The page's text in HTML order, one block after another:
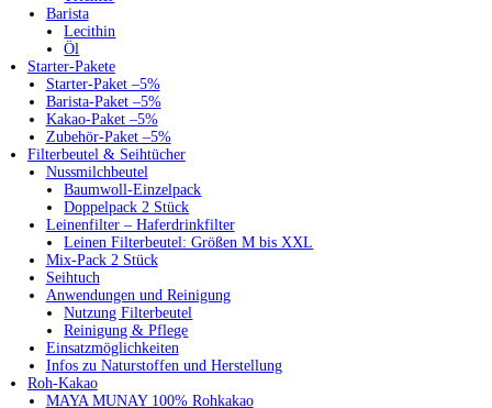
Barista
Lecithin
Öl
Starter-Pakete
Starter-Paket –5%
Barista-Paket –5%
Kakao-Paket –5%
Zubehör-Paket –5%
Filterbeutel & Seihtücher
Nussmilchbeutel
Baumwoll-Einzelpack
Doppelpack 2 Stück
Leinenfilter – Haferdrinkfilter
Leinen Filterbeutel: Größen M bis XXL
Mix-Pack 2 Stück
Seihtuch
Anwendungen und Reinigung
Nutzung Filterbeutel
Reinigung & Pflege
Einsatzmöglichkeiten
Infos zu Naturstoffen und Herstellung
Roh-Kakao
MAYA MUNAY 100% Rohkakao